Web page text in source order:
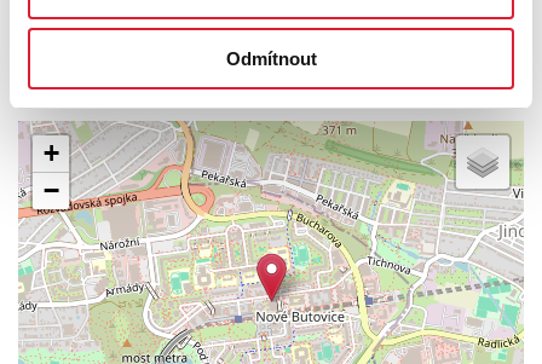
Odmítnout
UMÍSTĚNÍ OBJEKTU
+
−